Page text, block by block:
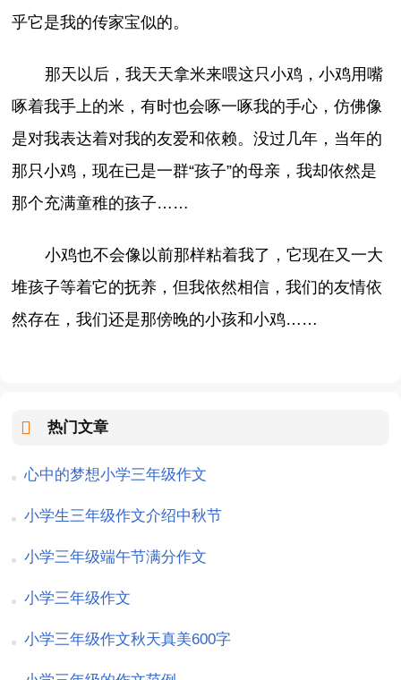
乎它是我的传家宝似的。
那天以后，我天天拿米来喂这只小鸡，小鸡用嘴
啄着我手上的米，有时也会啄一啄我的手心，仿佛像
是对我表达着对我的友爱和依赖。没过几年，当年的
那只小鸡，现在已是一群“孩子”的母亲，我却依然是
那个充满童稚的孩子……
小鸡也不会像以前那样粘着我了，它现在又一大
堆孩子等着它的抚养，但我依然相信，我们的友情依
然存在，我们还是那傍晚的小孩和小鸡……
热门文章
心中的梦想小学三年级作文
小学生三年级作文介绍中秋节
小学三年级端午节满分作文
小学三年级作文
小学三年级作文秋天真美600字